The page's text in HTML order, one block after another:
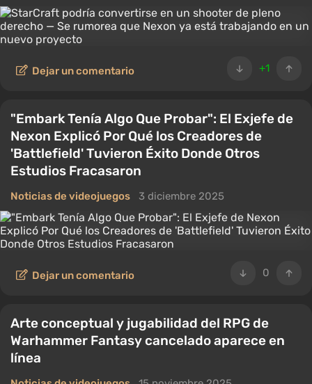
+1
Dejar un comentario
"Embark Tenía Algo Que Probar": El Exjefe de
Nexon Explicó Por Qué los Creadores de
'Battlefield' Tuvieron Éxito Donde Otros
Estudios Fracasaron
Noticias de videojuegos 3 diciembre 2025
0
Dejar un comentario
Arte conceptual y jugabilidad del RPG de
Warhammer Fantasy cancelado aparece en
línea